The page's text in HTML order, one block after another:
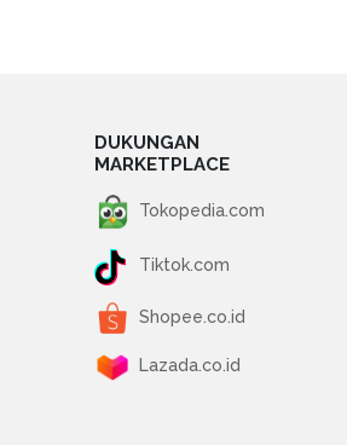
DUKUNGAN
MARKETPLACE
Tokopedia.com
Tiktok.com
Shopee.co.id
Lazada.co.id